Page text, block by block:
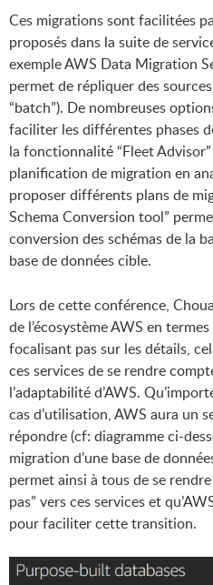
Ces migrations sont facilitées
proposés dans la suite de
exemple AWS Data Migration
permet de répliquer des
“batch”). De nombreuses
faciliter les différentes phases
la fonctionnalité “Fleet
planification de migration en
proposer différents plans de
Schema Conversion tool”
conversion des schémas de la
base de données cible.
Lors de cette conférence,
de l’écosystème AWS en
focalisant pas sur les détails,
ces services de se rendre
l’adaptabilité d’AWS.
cas d’utilisation, AWS aura un
répondre (cf: diagramme ci-
migration d’une base de
permet ainsi à tous de se rendre
pas” vers ces services et
pour faciliter cette transition.